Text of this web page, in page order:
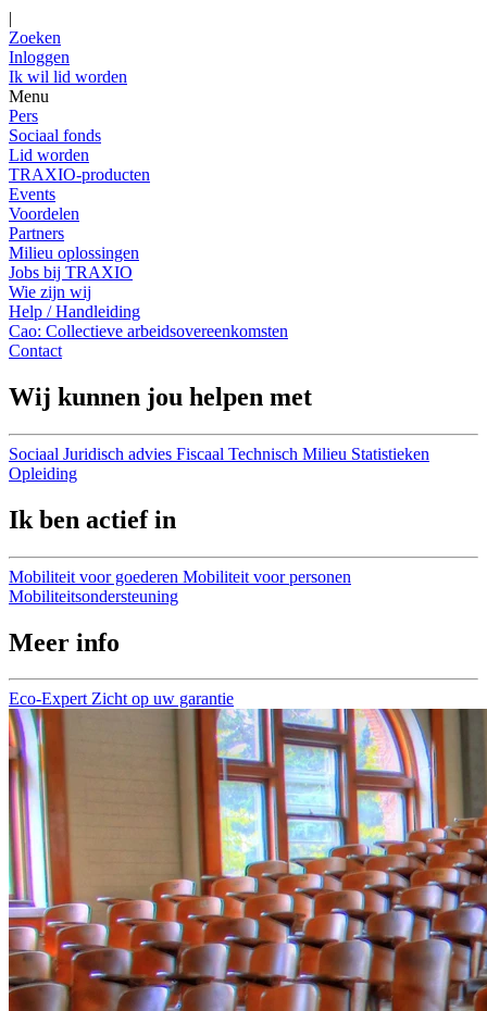
|
Zoeken
Inloggen
Ik wil lid worden
Menu
Pers
Sociaal fonds
Lid worden
TRAXIO-producten
Events
Voordelen
Partners
Milieu oplossingen
Jobs bij TRAXIO
Wie zijn wij
Help / Handleiding
Cao: Collectieve arbeidsovereenkomsten
Contact
Wij kunnen jou helpen met
Sociaal Juridisch advies Fiscaal Technisch Milieu Statistieken
Opleiding
Ik ben actief in
Mobiliteit voor goederen Mobiliteit voor personen
Mobiliteitsondersteuning
Meer info
Eco-Expert Zicht op uw garantie